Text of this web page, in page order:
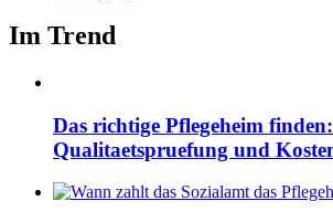
Im Trend
Das richtige Pflegeheim
Qualitaetspruefung und